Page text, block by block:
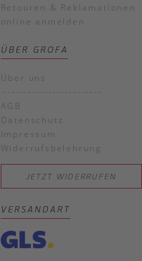
Retouren & Reklamationen
online anmelden
ÜBER GROFA
Über uns
------------------------
AGB
Datenschutz
Impressum
Widerrufsbelehrung
JETZT WIDERRUFEN
VERSANDART